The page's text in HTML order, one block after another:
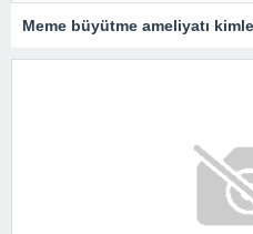
Meme büyütme ameliyatı